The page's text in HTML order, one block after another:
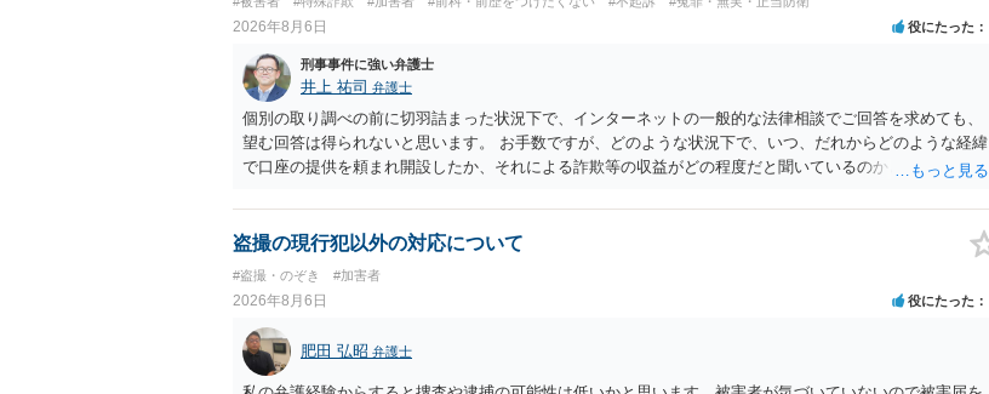
2026年8月6日 役にたった
刑事事件に強い弁護士
井上 祐司 弁護士
個別の取り調べの前に切羽詰まった状況下で、インターネットの一般的な法律相談でご回答を求めても、
望む回答は得られないと思います。 お手数ですが、どのような状況下で、いつ、だれからどのような経緯
で口座の提供を頼まれ開設したか、それによる詐欺等の収益がどの程度だと聞いているのかということに
でいえば、任意取り調べの場合、ＩＣレコーダーを持参して取り調べ内容を録音することは必須だと考え
ます。
盗撮の現行犯以外の対応について
#盗撮・のぞき #加害者
2026年8月6日 役にたった
肥田 弘昭 弁護士